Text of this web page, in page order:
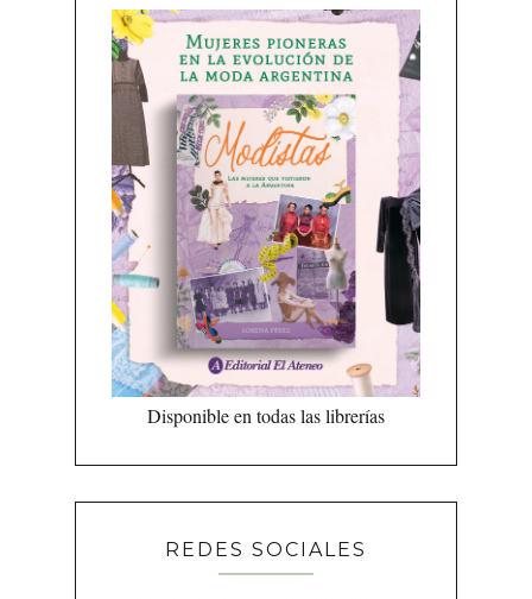
Disponible en todas las librerías
REDES SOCIALES